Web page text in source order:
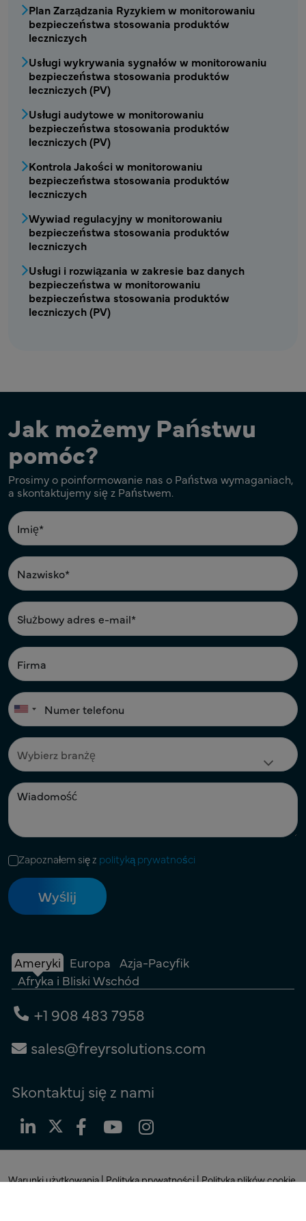
Plan Zarządzania Ryzykiem w monitorowaniu
bezpieczeństwa stosowania produktów
leczniczych
Usługi wykrywania sygnałów w monitorowaniu
bezpieczeństwa stosowania produktów
leczniczych (PV)
Usługi audytowe w monitorowaniu
bezpieczeństwa stosowania produktów
leczniczych (PV)
Kontrola Jakości w monitorowaniu
bezpieczeństwa stosowania produktów
leczniczych
Wywiad regulacyjny w monitorowaniu
bezpieczeństwa stosowania produktów
leczniczych
Usługi i rozwiązania w zakresie baz danych
bezpieczeństwa w monitorowaniu
bezpieczeństwa stosowania produktów
leczniczych (PV)
Jak możemy Państwu
pomóc?
Prosimy o poinformowanie nas o Państwa wymaganiach,
a skontaktujemy się z Państwem.
Zapoznałem się z polityką prywatności
Ameryki Europa Azja-Pacyfik
Afryka i Bliski Wschód
+1 908 483 7958
sales@freyrsolutions.com
Skontaktuj się z nami
Warunki użytkowania|Polityka prywatności|Polityka plików cookie